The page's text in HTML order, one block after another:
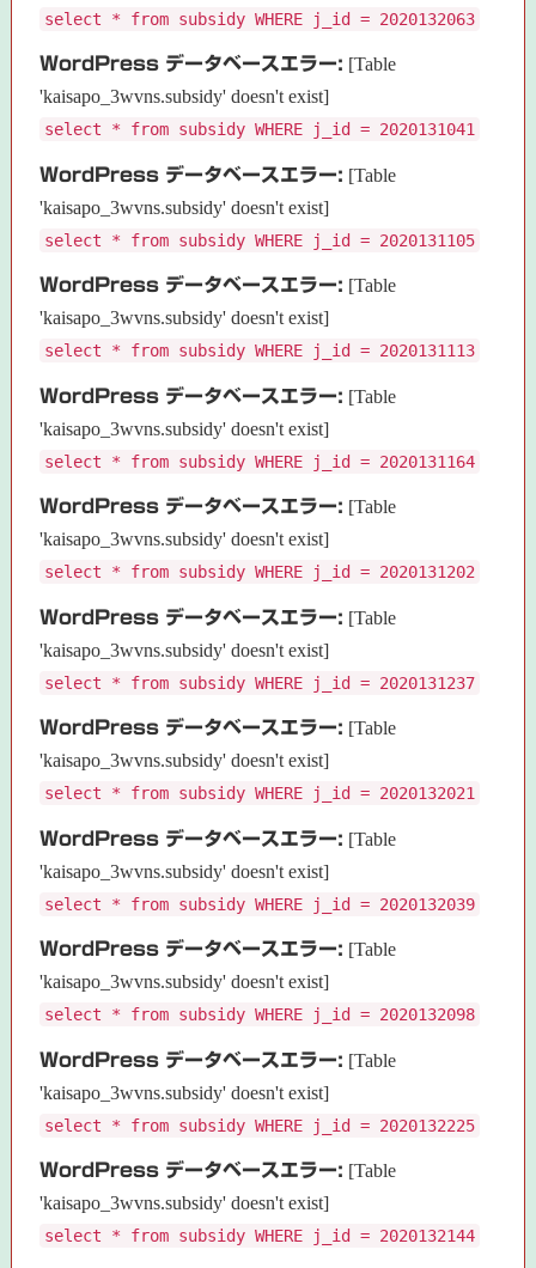
select * from subsidy WHERE j_id = 2020132063
WordPress データベースエラー: [Table
'kaisapo_3wvns.subsidy' doesn't exist]
select * from subsidy WHERE j_id = 2020131041
WordPress データベースエラー: [Table
'kaisapo_3wvns.subsidy' doesn't exist]
select * from subsidy WHERE j_id = 2020131105
WordPress データベースエラー: [Table
'kaisapo_3wvns.subsidy' doesn't exist]
select * from subsidy WHERE j_id = 2020131113
WordPress データベースエラー: [Table
'kaisapo_3wvns.subsidy' doesn't exist]
select * from subsidy WHERE j_id = 2020131164
WordPress データベースエラー: [Table
'kaisapo_3wvns.subsidy' doesn't exist]
select * from subsidy WHERE j_id = 2020131202
WordPress データベースエラー: [Table
'kaisapo_3wvns.subsidy' doesn't exist]
select * from subsidy WHERE j_id = 2020131237
WordPress データベースエラー: [Table
'kaisapo_3wvns.subsidy' doesn't exist]
select * from subsidy WHERE j_id = 2020132021
WordPress データベースエラー: [Table
'kaisapo_3wvns.subsidy' doesn't exist]
select * from subsidy WHERE j_id = 2020132039
WordPress データベースエラー: [Table
'kaisapo_3wvns.subsidy' doesn't exist]
select * from subsidy WHERE j_id = 2020132098
WordPress データベースエラー: [Table
'kaisapo_3wvns.subsidy' doesn't exist]
select * from subsidy WHERE j_id = 2020132225
WordPress データベースエラー: [Table
'kaisapo_3wvns.subsidy' doesn't exist]
select * from subsidy WHERE j_id = 2020132144